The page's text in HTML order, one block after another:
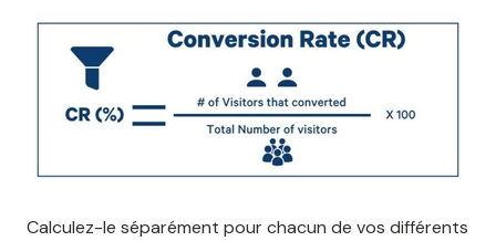
Calculez-le séparément pour chacun de vos différents